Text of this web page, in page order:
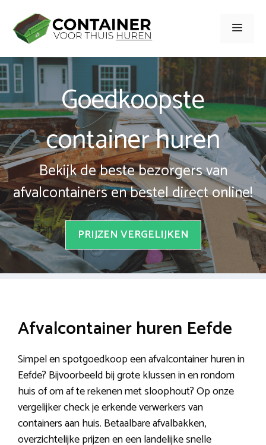
naar
inhoud
Menu
Goedkoopste
container huren
Bekijk de beste bezorgers van
afvalcontainers en bestel direct online!
PRIJZEN VERGELIJKEN
Afvalcontainer huren Eefde
Simpel en spotgoedkoop een afvalcontainer huren in
Eefde? Bijvoorbeeld bij grote klussen in en rondom
huis of om af te rekenen met sloophout? Op onze
vergelijker check je erkende verwerkers van
containers aan huis. Betaalbare afvalbakken,
overzichtelijke prijzen en een landelijke snelle